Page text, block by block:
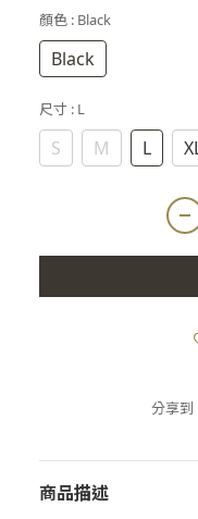
顏色 : Black
Black
尺寸 : L
S M L
分享到
商品描述